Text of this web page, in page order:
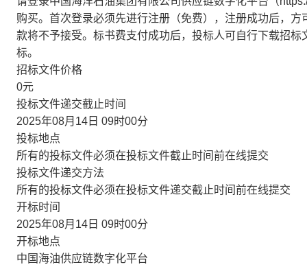
购买。首次登录必须先进行注册（免费），注册成功后，
款将不予接受。标书费支付成功后，投标人可自行下载招
标。
招标文件价格
0元
投标文件递交截止时间
2025年08月14日 09时00分
投标地点
所有的投标文件必须在投标文件截止时间前在线提交
投标文件递交方法
所有的投标文件必须在投标文件递交截止时间前在线提交
开标时间
2025年08月14日 09时00分
开标地点
中国海油供应链数字化平台